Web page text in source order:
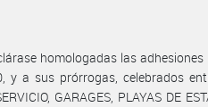
homologadas las
y a sus prórrogas, celebrados
GARAGES, PLAYAS DE